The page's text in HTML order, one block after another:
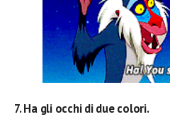
7. Ha gli occhi di due colori.